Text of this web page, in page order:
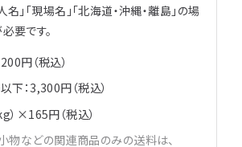
」「現場名」「北海道・沖縄・離島」の場
要です。
円（税込）
：3,300円（税込）
）×165円（税込）
小物などの関連商品のみの送料は、